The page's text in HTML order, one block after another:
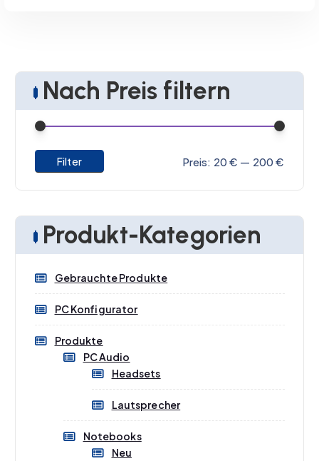
inkl. 19 % MwSt.
1-3 Werktage
Nach Preis filtern
Filter Preis: 20 € — 200 €
Produkt-Kategorien
Gebrauchte Produkte
PC Konfigurator
Produkte
PC Audio
Headsets
Lautsprecher
Notebooks
Neu